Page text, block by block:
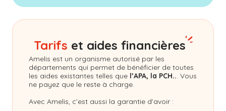
Tarifs et aides financières
Amelis est un organisme autorisé par les
départements qui permet de bénéficier de toutes
les aides existantes telles que l’APA, la PCH... Vous
ne payez que le reste à charge.
Avec Amelis, c’est aussi la garantie d’avoir :